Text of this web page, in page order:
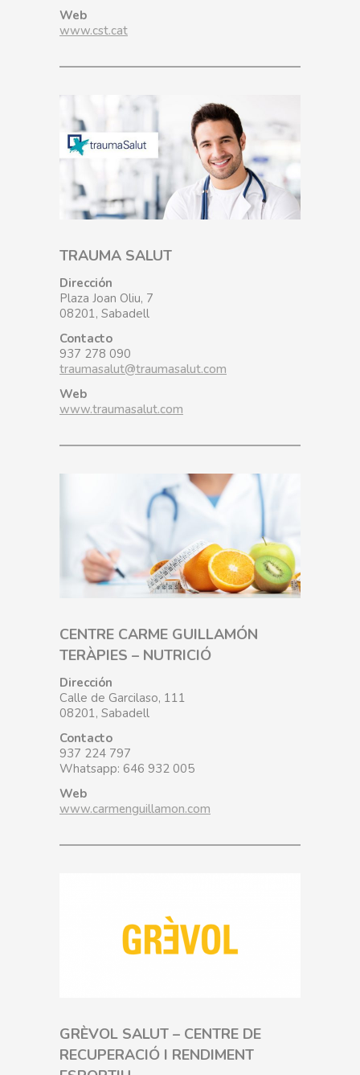
Web
www.cst.cat
TRAUMA SALUT
Dirección
Plaza Joan Oliu, 7
08201, Sabadell
Contacto
937 278 090
traumasalut@traumasalut.com
Web
www.traumasalut.com
CENTRE CARME GUILLAMÓN
TERÀPIES – NUTRICIÓ
Dirección
Calle de Garcilaso, 111
08201, Sabadell
Contacto
937 224 797
Whatsapp: 646 932 005
Web
www.carmenguillamon.com
GRÈVOL SALUT – CENTRE DE
RECUPERACIÓ I RENDIMENT